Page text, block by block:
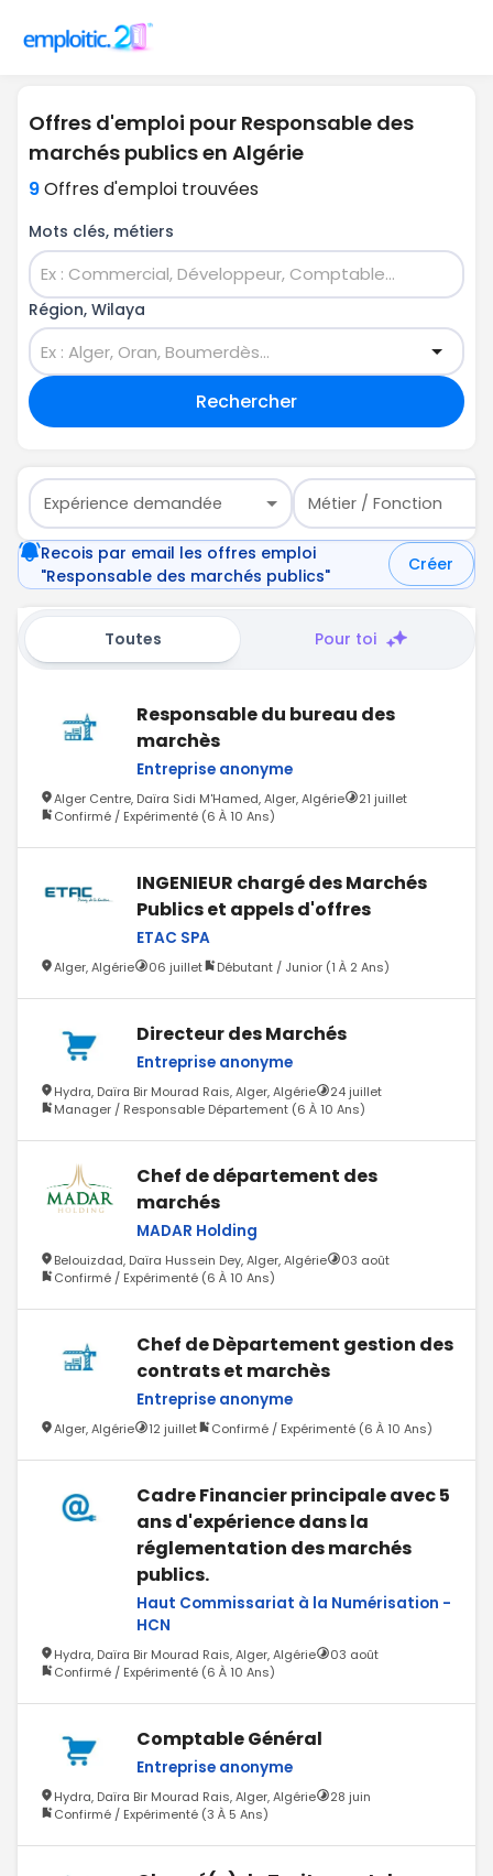
Offres d'emploi pour Responsable des
marchés publics en Algérie
9Offres d'emploi trouvées
Mots clés, métiers
Région, Wilaya
Rechercher
Expérience demandée Métier / Fonction
Recois par email les offres emploi
"Responsable des marchés publics"
Créer
Toutes Pour toi
Responsable du bureau des
marchès
Entreprise anonyme
Alger Centre, Daïra Sidi M'Hamed, Alger, Algérie
21 juillet
Confirmé / Expérimenté (6 À 10 Ans)
INGENIEUR chargé des Marchés
Publics et appels d'offres
ETAC SPA
Alger, Algérie 06 juillet Débutant / Junior (1 À 2 Ans)
Directeur des Marchés
Entreprise anonyme
Hydra, Daïra Bir Mourad Rais, Alger, Algérie
24 juillet
Manager / Responsable Département (6 À 10 Ans)
Chef de département des
marchés
MADAR Holding
Belouizdad, Daïra Hussein Dey, Alger, Algérie
03 août
Confirmé / Expérimenté (6 À 10 Ans)
Chef de Dèpartement gestion des
contrats et marchès
Entreprise anonyme
Alger, Algérie 12 juillet Confirmé / Expérimenté (6 À 10 Ans)
Cadre Financier principale avec 5
ans d'expérience dans la
réglementation des marchés
publics.
Haut Commissariat à la Numérisation -
HCN
Hydra, Daïra Bir Mourad Rais, Alger, Algérie
03 août
Confirmé / Expérimenté (6 À 10 Ans)
Comptable Général
Entreprise anonyme
Hydra, Daïra Bir Mourad Rais, Alger, Algérie
28 juin
Confirmé / Expérimenté (3 À 5 Ans)